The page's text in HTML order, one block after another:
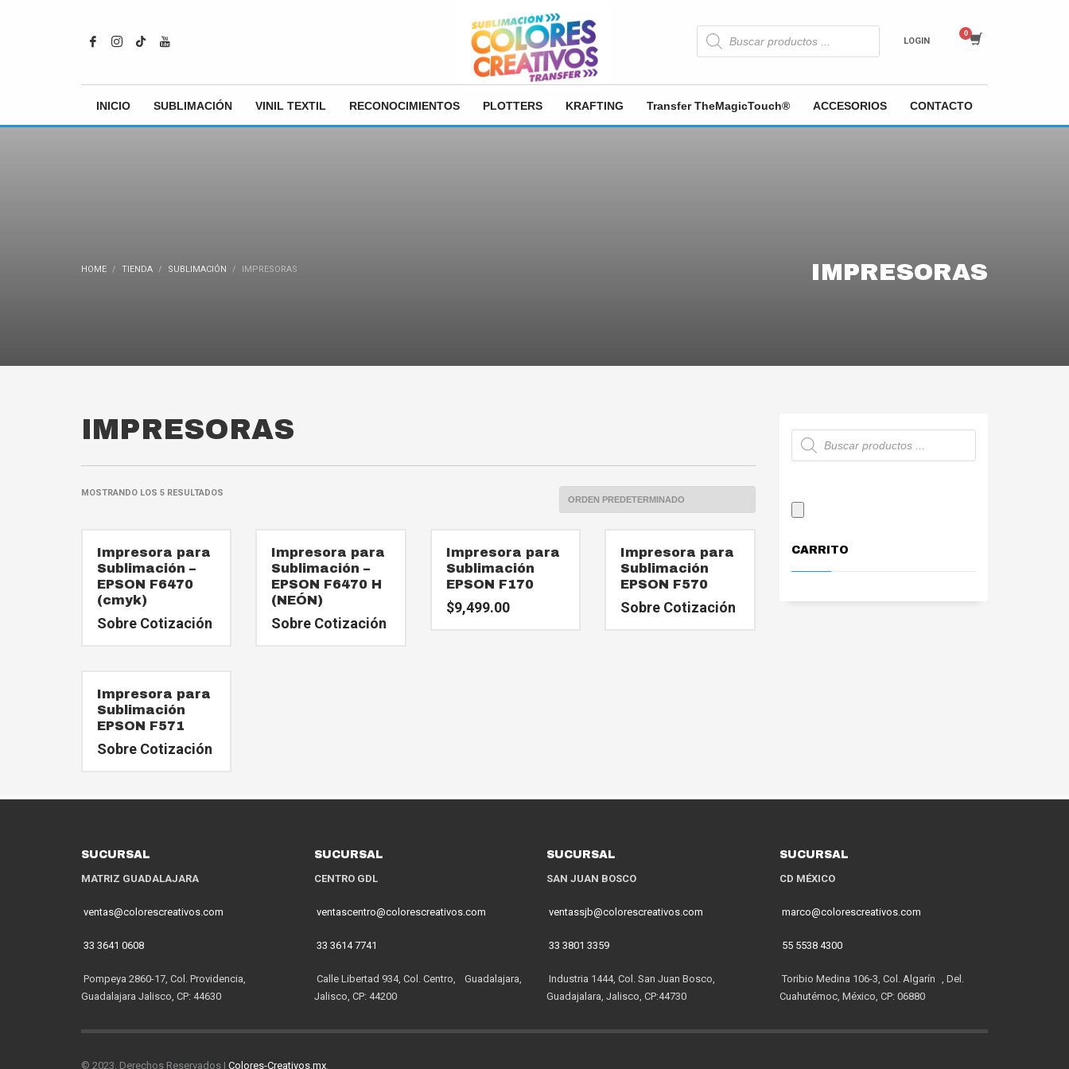
Búsqueda
de
productos
LOGIN
INICIO SUBLIMACIÓN VINIL TEXTIL RECONOCIMIENTOS PLOTTERS KRAFTING Transfer TheMagicTouch® ACCESORIOS CONTACTO
HOME TIENDA SUBLIMACIÓN IMPRESORAS IMPRESORAS
IMPRESORAS
MOSTRANDO LOS 5 RESULTADOS
Impresora para
Sublimación –
EPSON F6470
(cmyk)
Sobre Cotización
Impresora para
Sublimación –
EPSON F6470 H
(NEÓN)
Sobre Cotización
Impresora para
Sublimación
EPSON F170
$9,499.00
Impresora para
Sublimación
EPSON F570
Sobre Cotización
Impresora para
Sublimación
EPSON F571
Sobre Cotización
Búsqueda
de
productos
CARRITO
SUCURSAL
MATRIZ GUADALAJARA
ventas@colorescreativos.com
33 3641 0608
Pompeya 2860-17, Col. Providencia,
Guadalajara Jalisco, CP: 44630
SUCURSAL
CENTRO GDL
ventascentro@colorescreativos.com
33 3614 7741
Calle Libertad 934, Col. Centro, Guadalajara,
Jalisco, CP: 44200
SUCURSAL
SAN JUAN BOSCO
ventassjb@colorescreativos.com
33 3801 3359
Industria 1444, Col. San Juan Bosco,
Guadajalara, Jalisco, CP:44730
SUCURSAL
CD MÉXICO
marco@colorescreativos.com
55 5538 4300
Toribio Medina 106-3, Col. Algarín , Del.
Cuahutémoc, México, CP: 06880
© 2023. Derechos Reservados | Colores-Creativos.mx.